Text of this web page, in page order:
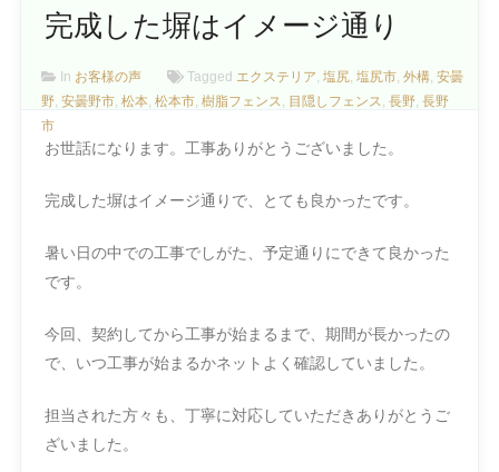
完成した塀はイメージ通り
In お客様の声 Tagged エクステリア, 塩尻, 塩尻市, 外構, 安曇
野, 安曇野市, 松本, 松本市, 樹脂フェンス, 目隠しフェンス, 長野, 長野
市
お世話になります。工事ありがとうございました。
完成した塀はイメージ通りで、とても良かったです。
暑い日の中での工事でしがた、予定通りにできて良かった
です。
今回、契約してから工事が始まるまで、期間が長かったの
で、いつ工事が始まるかネットよく確認していました。
担当された方々も、丁寧に対応していただきありがとうご
ざいました。